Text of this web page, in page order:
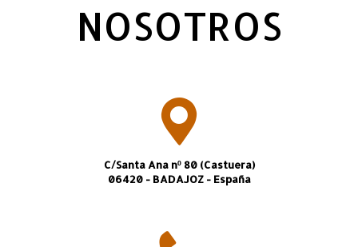
NOSOTROS
C/Santa Ana nº 80 (Castuera)
06420 - BADAJOZ - España